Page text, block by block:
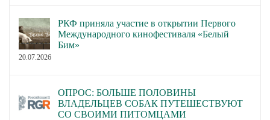
РКФ приняла участие в открытии Первого
Международного кинофестиваля «Белый
Бим»
20.07.2026
ОПРОС: БОЛЬШЕ ПОЛОВИНЫ
ВЛАДЕЛЬЦЕВ СОБАК ПУТЕШЕСТВУЮТ
СО СВОИМИ ПИТОМЦАМИ